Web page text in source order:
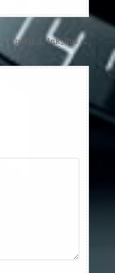
Fossil_E-Ink_Rus →